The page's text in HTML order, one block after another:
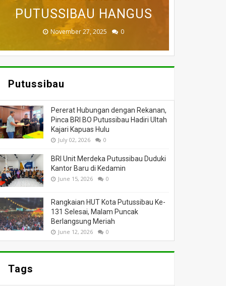
DUNIA
July 05, 2026 0
PUTUSSIBAU HANGUS
November 27, 2025 0
BADAU BERI BANTUAN
March 26, 2025 0
DILALAP API
March 13, 2025 0
MASSA
February 18, 2025 0
Putussibau
Pererat Hubungan dengan Rekanan,
Pinca BRI BO Putussibau Hadiri Ultah
Kajari Kapuas Hulu
July 02, 2026 0
BRI Unit Merdeka Putussibau Duduki
Kantor Baru di Kedamin
June 15, 2026 0
Rangkaian HUT Kota Putussibau Ke-
131 Selesai, Malam Puncak
Berlangsung Meriah
June 12, 2026 0
Tags